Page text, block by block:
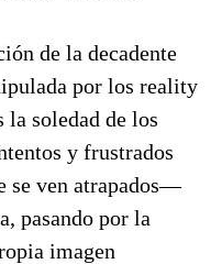
de la decadente
por los reality
la soledad de los
y frustrados
se ven atrapados—
pasando por la
imagen